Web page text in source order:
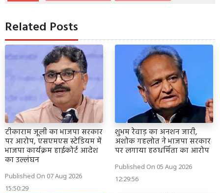
Related Posts
टीकाराम जूली का भाजपा सरकार
पर आरोप, एसएमएस स्टेडियम में
भाजपा कार्यक्रम हाईकोर्ट आदेश
का उल्लंघन
Published On 07 Aug 2026
15:50:29
शुभम रेवाड़ का अनशन जारी,
अशोक गहलोत ने भाजपा सरकार
पर लगाया हठधर्मिता का आरोप
Published On 05 Aug 2026
12:29:56